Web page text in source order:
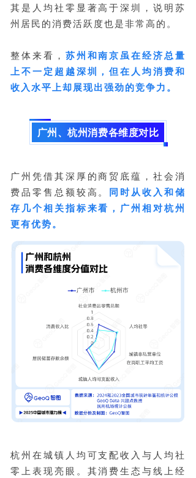
其是人均社零显著高于深圳，说明苏
州居民的消费活跃度也是非常高的。
整体来看， 苏州和南京虽在经济总量
上不一定超越深圳，但在人均消费和
收入水平上却展现出强劲的竞争力。
广州、杭州消费各维度对比
广州凭借其深厚的商贸底蕴，社会消
费品零售总额较高。 同 时从收入和储
存几个相关指标来看，广州相对杭州
更有优势。
杭州在城镇人均可支配收入与人均社
零上表现亮眼。其消费生态与线上经